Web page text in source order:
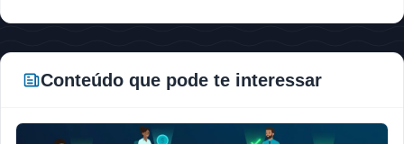
Conteúdo que pode te interessar